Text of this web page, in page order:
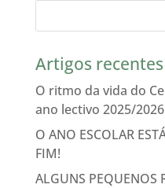
Artigos recentes
O ritmo da vida do
ano lectivo 2025/2026
O ANO ESCOLAR
FIM!
ALGUNS PEQUENOS